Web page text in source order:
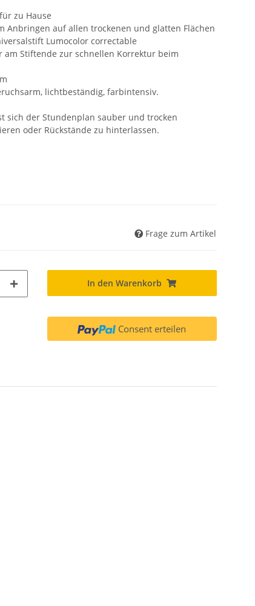
zu Hause
Anbringen auf allen trockenen und glatten Flächen
Lumocolor correctable
Stiftende zur schnellen Korrektur beim
lichtbeständig, farbintensiv.
sich der Stundenplan sauber und trocken
oder Rückstände zu hinterlassen.
Frage zum Artikel
In den Warenkorb
Consent erteilen